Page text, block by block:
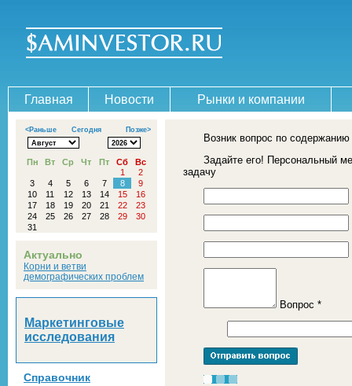
Главная Новости Рынки и компании
<Раньше Сегодня Позже>
Пн Вт Ср Чт Пт Сб
Вс
1
2
3
4 5 6 7 8
9
10
11 12 13 14 15
16
17
18 19 20 21 22
23
24
25 26 27 28 29
30
31
Актуально
Корни и ветви
демографических проблем
Маркетинговые
исследования
Справочник
Возник вопрос по содержанию
Задайте его! Персональный
задачу
Вопрос *